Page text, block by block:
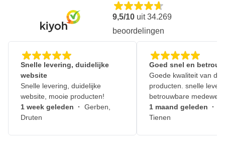
9,5/10 uit34.269
beoordelingen
Snelle levering, duidelijke
website
Snelle levering, duidelijke
website, mooie producten!
1 week geleden · Gerben,
Druten
Goed snel en
Goede kwaliteit van de
producten. snelle
betrouwbare
1 maand geleden ·
Tienen